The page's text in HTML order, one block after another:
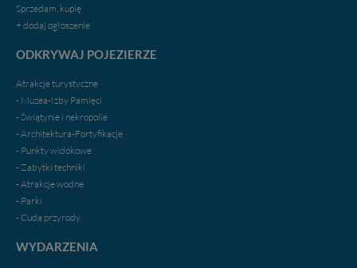
Sprzedam, kupię
+ dodaj ogłoszenie
ODKRYWAJ POJEZIERZE
Atrakcje turystyczne
- Muzea-Izby Pamięci
- Świątynie i nekropolie
- Architektura-Fortyfikacje
- Punkty widokowe
- Zabytki techniki
- Atrakcje wodne
- Parki
- Cuda przyrody
WYDARZENIA